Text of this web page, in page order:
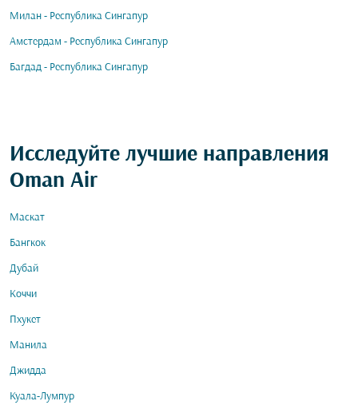
Милан - Республика Сингапур
Амстердам - Республика Сингапур
Багдад - Республика Сингапур
Исследуйте лучшие направления
Oman Air
Маскат
Бангкок
Дубай
Коччи
Пхукет
Манила
Джидда
Куала-Лумпур